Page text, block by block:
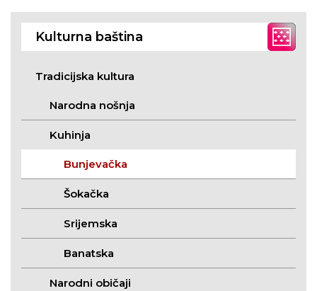
Kulturna baština
Tradicijska kultura
Narodna nošnja
Kuhinja
Bunjevačka
Šokačka
Srijemska
Banatska
Narodni običaji